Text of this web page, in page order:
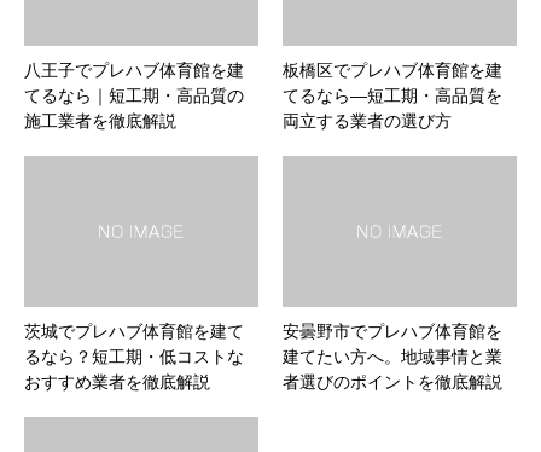
八王子でプレハブ体育館を建
てるなら｜短工期・高品質の
施工業者を徹底解説
板橋区でプレハブ体育館を建
てるなら―短工期・高品質を
両立する業者の選び方
茨城でプレハブ体育館を建て
るなら？短工期・低コストな
おすすめ業者を徹底解説
安曇野市でプレハブ体育館を
建てたい方へ。地域事情と業
者選びのポイントを徹底解説